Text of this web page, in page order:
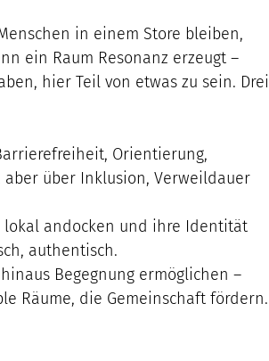
in einem Store bleiben,
ein Raum Resonanz erzeugt –
hier Teil von etwas zu sein. Drei
Orientierung,
über Inklusion, Verweildauer
lokal andocken und ihre Identität
authentisch.
Begegnung ermöglichen –
Räume, die Gemeinschaft fördern.